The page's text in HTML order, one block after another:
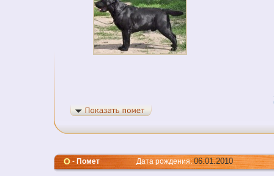
O-ПометДата рождения:06.01.2010